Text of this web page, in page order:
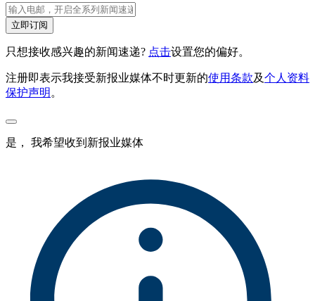
立即订阅
只想接收感兴趣的新闻速递? 点击设置您的偏好。
注册即表示我接受新报业媒体不时更新的使用条款及个人资料
保护声明 。
是， 我希望收到新报业媒体